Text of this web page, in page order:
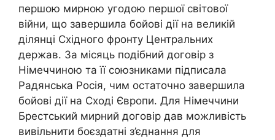
першою мирною угодою першої світової
війни, що завершила бойові дії на великій
ділянці Східного фронту Центральних
держав. За місяць подібний договір з
Німеччиною та її союзниками підписала
Радянська Росія, чим остаточно завершила
бойові дії на Сході Європи. Для Німеччини
Брестський мирний договір дав можливість
вивільнити боєздатні з’єднання для